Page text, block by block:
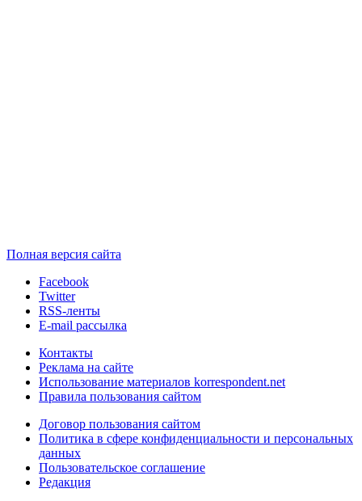
Полная версия сайта
Facebook
Twitter
RSS-ленты
E-mail рассылка
Контакты
Реклама на сайте
Использование материалов korrespondent.net
Правила пользования сайтом
Договор пользования сайтом
Политика в сфере конфиденциальности и персональных
данных
Пользовательское соглашение
Редакция